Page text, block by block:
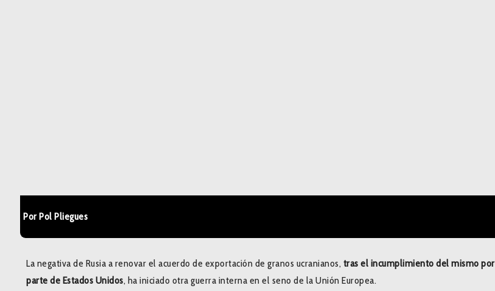
Por Pol Pliegues
La negativa de Rusia a renovar el acuerdo de exportación de granos ucranianos, tras el incumplimiento del mismo por
parte de Estados Unidos, ha iniciado otra guerra interna en el seno de la Unión Europea.